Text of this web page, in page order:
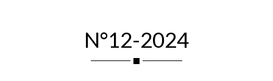
N°12-2024